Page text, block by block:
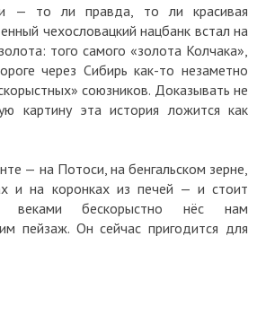
— то ли правда, то ли красивая
чехословацкий нацбанк встал на
того самого «золота Колчака»,
через Сибирь как-то незаметно
союзников. Доказывать не
картину эта история ложится как
— на Потоси, на бенгальском зерне,
и на коронках из печей — и стоит
веками бескорыстно нёс нам
пейзаж. Он сейчас пригодится для